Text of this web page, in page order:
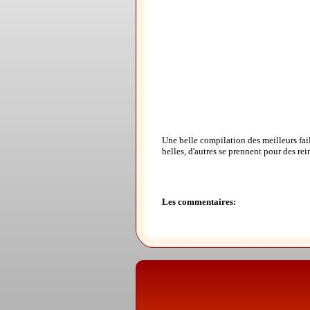
Une belle compilation des meilleurs
belles, d'autres se prennent pour des
Les commentaires: